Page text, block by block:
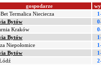
gospodarze
Termalica Nieciecza
Bytów
Kraków
Bytów
Niepołomice
Bytów